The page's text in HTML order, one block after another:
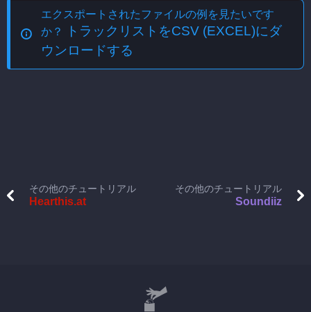
エクスポートされたファイルの例を見たいです
か？
トラックリストをCSV (EXCEL)にダ
ウンロードする
その他のチュートリアル
Hearthis.at
その他のチュートリアル
Soundiiz